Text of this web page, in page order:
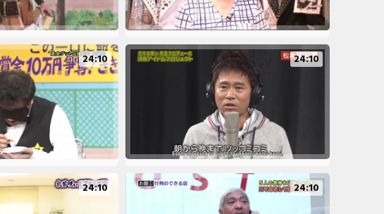
24:10 24:10
24:10 24:10